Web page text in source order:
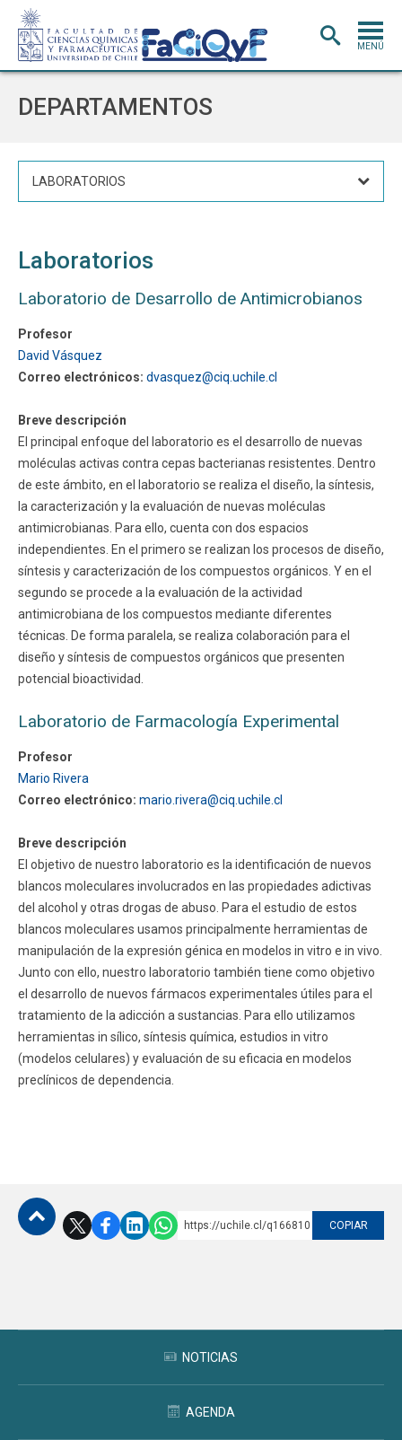
MENÚ
EXTENSIÓN
BIBLIOTECA
Funcionarios
DEPARTAMENTOS
LABORATORIOS
Laboratorios
Laboratorio de Desarrollo de Antimicrobianos
Profesor
David Vásquez
Correo electrónicos: dvasquez@ciq.uchile.cl
Breve descripción
El principal enfoque del laboratorio es el desarrollo de nuevas
moléculas activas contra cepas bacterianas resistentes. Dentro
de este ámbito, en el laboratorio se realiza el diseño, la síntesis,
la caracterización y la evaluación de nuevas moléculas
antimicrobianas. Para ello, cuenta con dos espacios
independientes. En el primero se realizan los procesos de diseño,
síntesis y caracterización de los compuestos orgánicos. Y en el
segundo se procede a la evaluación de la actividad
antimicrobiana de los compuestos mediante diferentes
técnicas. De forma paralela, se realiza colaboración para el
diseño y síntesis de compuestos orgánicos que presenten
potencial bioactividad.
Laboratorio de Farmacología Experimental
Profesor
Mario Rivera
Correo electrónico: mario.rivera@ciq.uchile.cl
Breve descripción
El objetivo de nuestro laboratorio es la identificación de nuevos
blancos moleculares involucrados en las propiedades adictivas
del alcohol y otras drogas de abuso. Para el estudio de estos
blancos moleculares usamos principalmente herramientas de
manipulación de la expresión génica en modelos in vitro e in vivo.
Junto con ello, nuestro laboratorio también tiene como objetivo
el desarrollo de nuevos fármacos experimentales útiles para el
tratamiento de la adicción a sustancias. Para ello utilizamos
herramientas in sílico, síntesis química, estudios in vitro
(modelos celulares) y evaluación de su eficacia en modelos
preclínicos de dependencia.
https://uchile.cl/q166810 COPIAR
NOTICIAS
AGENDA